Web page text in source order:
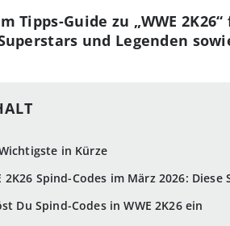
in Kürze
2K26 Spind-Codes im März 2026:
Du Spind-Codes in WWE 2K26 ein
Tipps-Guide zu „WWE
und Legenden